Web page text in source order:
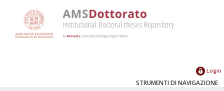
Login
STRUMENTI DI NAVIGAZIONE